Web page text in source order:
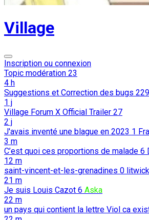
Village
Inscription ou connexion
Topic modération 23
4 h
Suggestions et Correction des bugs
1 j
Village Forum X Official Trailer 27
2 j
J'avais inventé une blague en 2023 1
3 m
C’est quoi ces proportions de malade 6
12 m
saint-vincent-et-les-grenadines 0 litwick
21 m
Je suis Louis Cazot 6 Aska
22 m
un pays qui contient la lettre Viol ca